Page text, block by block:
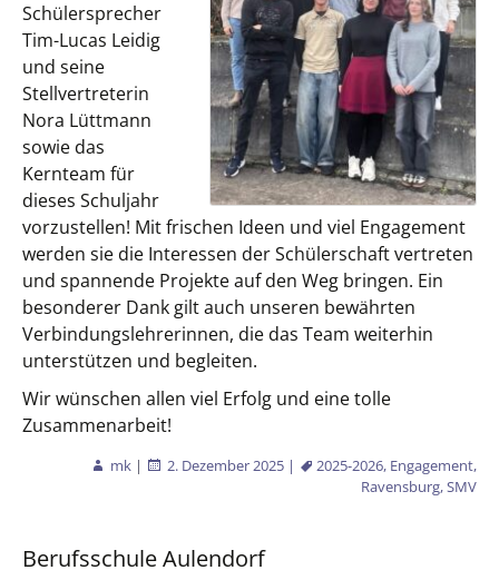
Schülersprecher
Tim-Lucas Leidig
und seine
Stellvertreterin
Nora Lüttmann
sowie das
Kernteam für
dieses Schuljahr
vorzustellen! Mit frischen Ideen und viel Engagement
werden sie die Interessen der Schülerschaft vertreten
und spannende Projekte auf den Weg bringen. Ein
besonderer Dank gilt auch unseren bewährten
Verbindungslehrerinnen, die das Team weiterhin
unterstützen und begleiten.
Wir wünschen allen viel Erfolg und eine tolle
Zusammenarbeit!
mk | 2. Dezember 2025 | 2025-2026, Engagement,
Ravensburg,SMV
Berufsschule Aulendorf